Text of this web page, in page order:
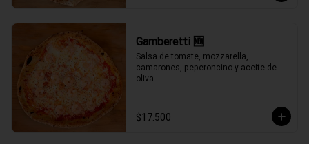
Gamberetti 🆕
Salsa de tomate, mozzarella,
camarones, peperoncino y aceite de
oliva.
$17.500